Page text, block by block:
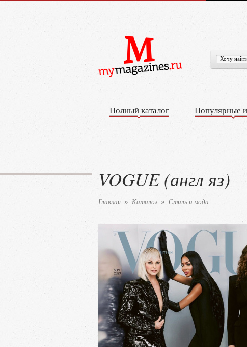
Полный каталог Популярные
VOGUE (англ яз)
Главная » Каталог » Стиль и мода